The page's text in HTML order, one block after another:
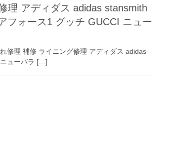
理 アディダス adidas stansmith
フォース1 グッチ GUCCI ニュー
修理 補修 ライニング修理 アディダス adidas
ューバラ […]